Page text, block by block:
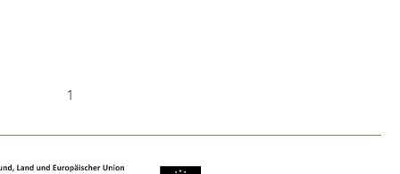
Tourism
1